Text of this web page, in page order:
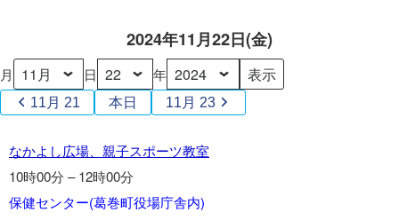
ス
ケ
ッ
ボ
ー
ル
2024年11月22日(金)
月 日 年
11月 21 本日 11月 23
な
よ
し
なかよし広場、親子スポーツ教室
10時00分 – 12時00分
保健センター(葛巻町役場庁舎内)